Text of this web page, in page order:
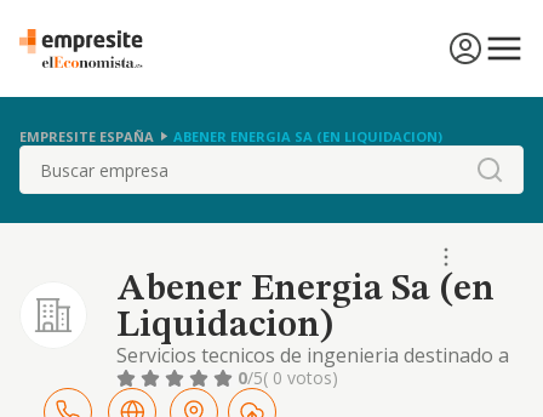
EMPRESITE ESPAÑA ABENER ENERGIA SA (EN LIQUIDACION)
Buscar
Abener Energia Sa (en
Liquidacion)
Servicios tecnicos de ingenieria destinado a
la industria de energia y construccion de
plantas generadoras de energia.
0/5( 0 votos)